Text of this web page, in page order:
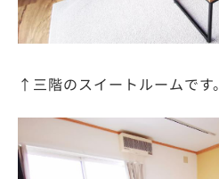
↑三階のスイートルームです。